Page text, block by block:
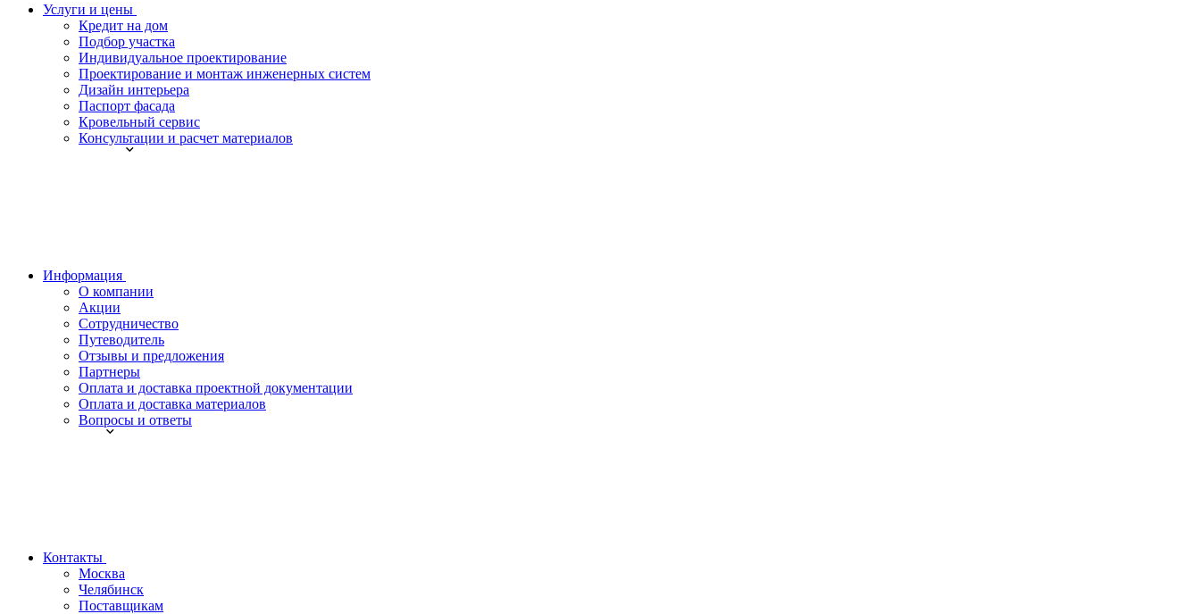
Услуги и цены
Кредит на дом
Подбор участка
Индивидуальное проектирование
Проектирование и монтаж инженерных систем
Дизайн интерьера
Паспорт фасада
Кровельный сервис
Консультации и расчет материалов
Информация
О компании
Акции
Сотрудничество
Путеводитель
Отзывы и предложения
Партнеры
Оплата и доставка проектной документации
Оплата и доставка материалов
Вопросы и ответы
Контакты
Москва
Челябинск
Поставщикам